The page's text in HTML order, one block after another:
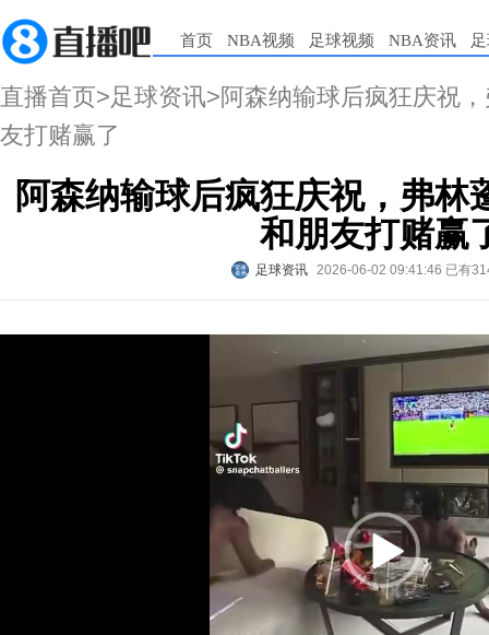
首页 NBA视频 足球视频 NBA资讯
直播首页>足球资讯>阿森纳输球后疯狂庆祝
友打赌赢了
阿森纳输球后疯狂庆祝，弗林
和朋友打赌赢
足球资讯 2026-06-02 09:41:46 已有